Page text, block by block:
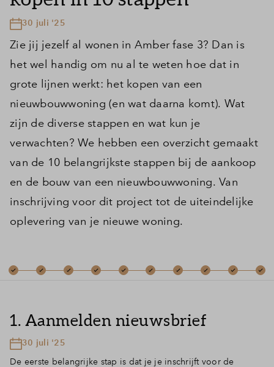
30 juli '25
Zie jij jezelf al wonen in Amber fase 3? Dan is
het wel handig om nu al te weten hoe dat in
grote lijnen werkt: het kopen van een
nieuwbouwwoning (en wat daarna komt). Wat
zijn de diverse stappen en wat kun je
verwachten? We hebben een overzicht gemaakt
van de 10 belangrijkste stappen bij de aankoop
en de bouw van een nieuwbouwwoning. Van
inschrijving voor dit project tot de uiteindelijke
oplevering van je nieuwe woning.
1. Aanmelden nieuwsbrief
30 juli '25
De eerste belangrijke stap is dat je je inschrijft voor de